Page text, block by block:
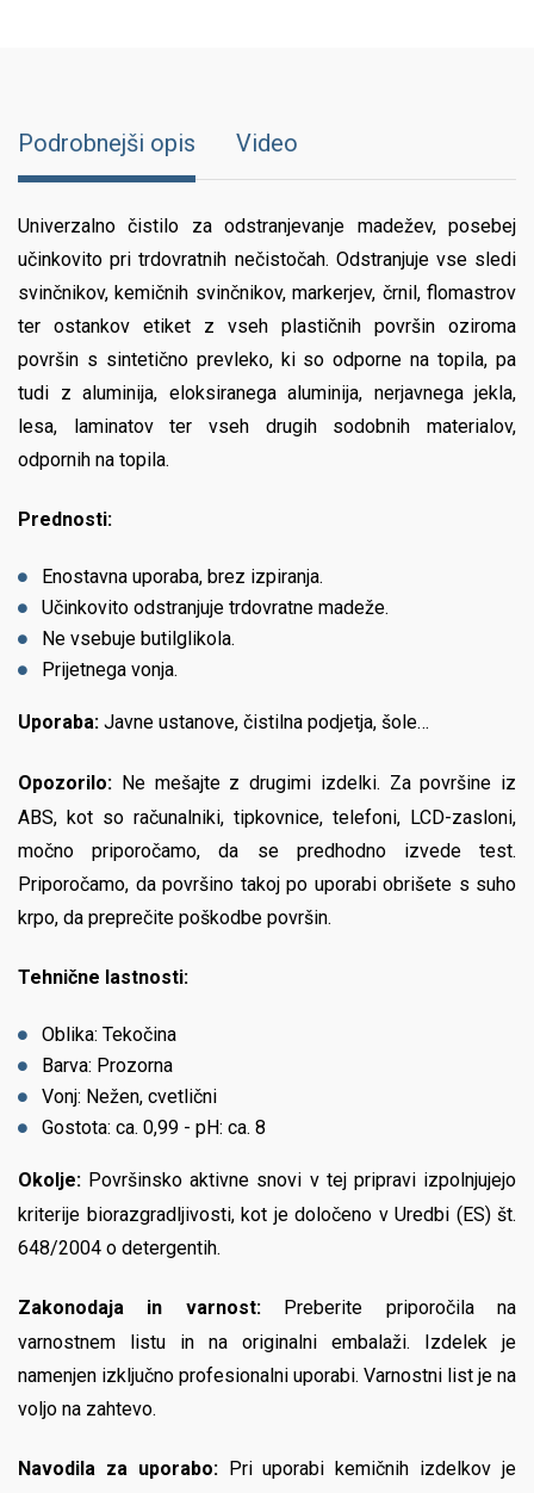
Podrobnejši opis Video
Univerzalno čistilo za odstranjevanje madežev, posebej
učinkovito pri trdovratnih nečistočah. Odstranjuje vse sledi
svinčnikov, kemičnih svinčnikov, markerjev, črnil, flomastrov
ter ostankov etiket z vseh plastičnih površin oziroma
površin s sintetično prevleko, ki so odporne na topila, pa
tudi z aluminija, eloksiranega aluminija, nerjavnega jekla,
lesa, laminatov ter vseh drugih sodobnih materialov,
odpornih na topila.
Prednosti:
Enostavna uporaba, brez izpiranja.
Učinkovito odstranjuje trdovratne madeže.
Ne vsebuje butilglikola.
Prijetnega vonja.
Uporaba: Javne ustanove, čistilna podjetja, šole…
Opozorilo: Ne mešajte z drugimi izdelki. Za površine iz
ABS, kot so računalniki, tipkovnice, telefoni, LCD-zasloni,
močno priporočamo, da se predhodno izvede test.
Priporočamo, da površino takoj po uporabi obrišete s suho
krpo, da preprečite poškodbe površin.
Tehnične lastnosti:
Oblika: Tekočina
Barva: Prozorna
Vonj: Nežen, cvetlični
Gostota: ca. 0,99 - pH: ca. 8
Okolje: Površinsko aktivne snovi v tej pripravi izpolnjujejo
kriterije biorazgradljivosti, kot je določeno v Uredbi (ES) št.
648/2004 o detergentih.
Zakonodaja in varnost: Preberite priporočila na
varnostnem listu in na originalni embalaži. Izdelek je
namenjen izključno profesionalni uporabi. Varnostni list je na
voljo na zahtevo.
Navodila za uporabo: Pri uporabi kemičnih izdelkov je